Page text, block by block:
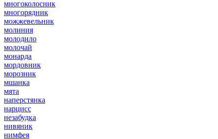
многоколосник
многорядник
можжевельник
молиния
молодило
молочай
монарда
мордовник
морозник
мшанка
мята
наперстянка
нарцисс
незабудка
нивяник
нимфея